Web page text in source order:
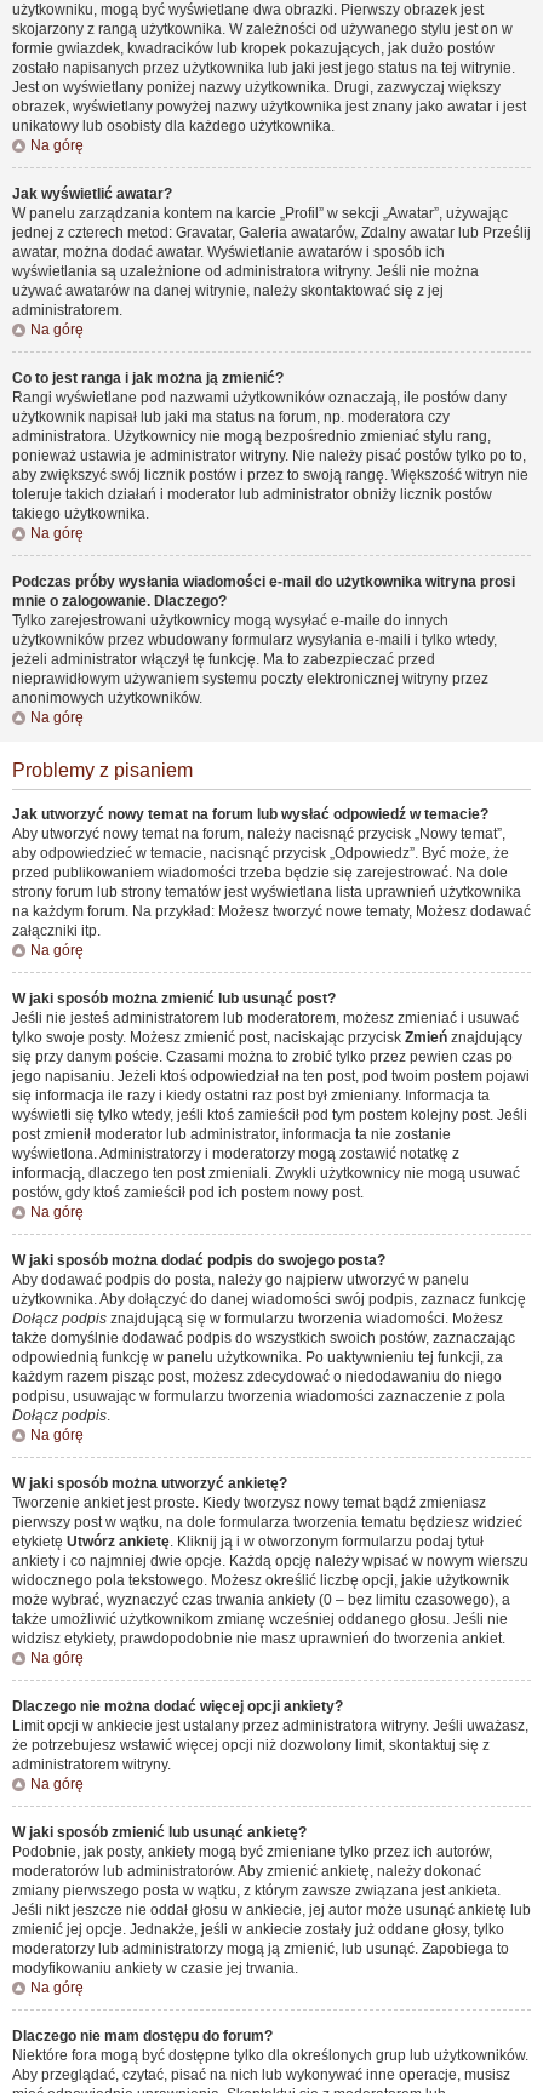
użytkowniku, mogą być wyświetlane dwa obrazki. Pierwszy obrazek jest
skojarzony z rangą użytkownika. W zależności od używanego stylu jest on w
formie gwiazdek, kwadracików lub kropek pokazujących, jak dużo postów
zostało napisanych przez użytkownika lub jaki jest jego status na tej witrynie.
Jest on wyświetlany poniżej nazwy użytkownika. Drugi, zazwyczaj większy
obrazek, wyświetlany powyżej nazwy użytkownika jest znany jako awatar i jest
unikatowy lub osobisty dla każdego użytkownika.
Na górę
Jak wyświetlić awatar?
W panelu zarządzania kontem na karcie „Profil” w sekcji „Awatar”, używając
jednej z czterech metod: Gravatar, Galeria awatarów, Zdalny awatar lub Prześlij
awatar, można dodać awatar. Wyświetlanie awatarów i sposób ich
wyświetlania są uzależnione od administratora witryny. Jeśli nie można
używać awatarów na danej witrynie, należy skontaktować się z jej
administratorem.
Na górę
Co to jest ranga i jak można ją zmienić?
Rangi wyświetlane pod nazwami użytkowników oznaczają, ile postów dany
użytkownik napisał lub jaki ma status na forum, np. moderatora czy
administratora. Użytkownicy nie mogą bezpośrednio zmieniać stylu rang,
ponieważ ustawia je administrator witryny. Nie należy pisać postów tylko po to,
aby zwiększyć swój licznik postów i przez to swoją rangę. Większość witryn nie
toleruje takich działań i moderator lub administrator obniży licznik postów
takiego użytkownika.
Na górę
Podczas próby wysłania wiadomości e-mail do użytkownika witryna prosi
mnie o zalogowanie. Dlaczego?
Tylko zarejestrowani użytkownicy mogą wysyłać e-maile do innych
użytkowników przez wbudowany formularz wysyłania e-maili i tylko wtedy,
jeżeli administrator włączył tę funkcję. Ma to zabezpieczać przed
nieprawidłowym używaniem systemu poczty elektronicznej witryny przez
anonimowych użytkowników.
Na górę
Problemy z pisaniem
Jak utworzyć nowy temat na forum lub wysłać odpowiedź w temacie?
Aby utworzyć nowy temat na forum, należy nacisnąć przycisk „Nowy temat”,
aby odpowiedzieć w temacie, nacisnąć przycisk „Odpowiedz”. Być może, że
przed publikowaniem wiadomości trzeba będzie się zarejestrować. Na dole
strony forum lub strony tematów jest wyświetlana lista uprawnień użytkownika
na każdym forum. Na przykład: Możesz tworzyć nowe tematy, Możesz dodawać
załączniki itp.
Na górę
W jaki sposób można zmienić lub usunąć post?
Jeśli nie jesteś administratorem lub moderatorem, możesz zmieniać i usuwać
tylko swoje posty. Możesz zmienić post, naciskając przycisk Zmień znajdujący
się przy danym poście. Czasami można to zrobić tylko przez pewien czas po
jego napisaniu. Jeżeli ktoś odpowiedział na ten post, pod twoim postem pojawi
się informacja ile razy i kiedy ostatni raz post był zmieniany. Informacja ta
wyświetli się tylko wtedy, jeśli ktoś zamieścił pod tym postem kolejny post. Jeśli
post zmienił moderator lub administrator, informacja ta nie zostanie
wyświetlona. Administratorzy i moderatorzy mogą zostawić notatkę z
informacją, dlaczego ten post zmieniali. Zwykli użytkownicy nie mogą usuwać
postów, gdy ktoś zamieścił pod ich postem nowy post.
Na górę
W jaki sposób można dodać podpis do swojego posta?
Aby dodawać podpis do posta, należy go najpierw utworzyć w panelu
użytkownika. Aby dołączyć do danej wiadomości swój podpis, zaznacz funkcję
Dołącz podpis znajdującą się w formularzu tworzenia wiadomości. Możesz
także domyślnie dodawać podpis do wszystkich swoich postów, zaznaczając
odpowiednią funkcję w panelu użytkownika. Po uaktywnieniu tej funkcji, za
każdym razem pisząc post, możesz zdecydować o niedodawaniu do niego
podpisu, usuwając w formularzu tworzenia wiadomości zaznaczenie z pola
Dołącz podpis.
Na górę
W jaki sposób można utworzyć ankietę?
Tworzenie ankiet jest proste. Kiedy tworzysz nowy temat bądź zmieniasz
pierwszy post w wątku, na dole formularza tworzenia tematu będziesz widzieć
etykietę Utwórz ankietę. Kliknij ją i w otworzonym formularzu podaj tytuł
ankiety i co najmniej dwie opcje. Każdą opcję należy wpisać w nowym wierszu
widocznego pola tekstowego. Możesz określić liczbę opcji, jakie użytkownik
może wybrać, wyznaczyć czas trwania ankiety (0 – bez limitu czasowego), a
także umożliwić użytkownikom zmianę wcześniej oddanego głosu. Jeśli nie
widzisz etykiety, prawdopodobnie nie masz uprawnień do tworzenia ankiet.
Na górę
Dlaczego nie można dodać więcej opcji ankiety?
Limit opcji w ankiecie jest ustalany przez administratora witryny. Jeśli uważasz,
że potrzebujesz wstawić więcej opcji niż dozwolony limit, skontaktuj się z
administratorem witryny.
Na górę
W jaki sposób zmienić lub usunąć ankietę?
Podobnie, jak posty, ankiety mogą być zmieniane tylko przez ich autorów,
moderatorów lub administratorów. Aby zmienić ankietę, należy dokonać
zmiany pierwszego posta w wątku, z którym zawsze związana jest ankieta.
Jeśli nikt jeszcze nie oddał głosu w ankiecie, jej autor może usunąć ankietę lub
zmienić jej opcje. Jednakże, jeśli w ankiecie zostały już oddane głosy, tylko
moderatorzy lub administratorzy mogą ją zmienić, lub usunąć. Zapobiega to
modyfikowaniu ankiety w czasie jej trwania.
Na górę
Dlaczego nie mam dostępu do forum?
Niektóre fora mogą być dostępne tylko dla określonych grup lub użytkowników.
Aby przeglądać, czytać, pisać na nich lub wykonywać inne operacje, musisz